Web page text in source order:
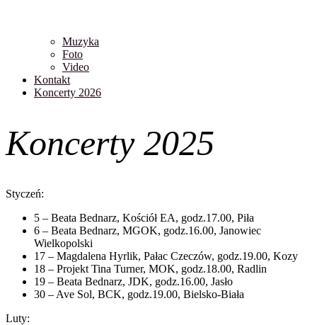
Muzyka
Foto
Video
Kontakt
Koncerty 2026
Koncerty 2025
Styczeń:
5 – Beata Bednarz, Kościół EA, godz.17.00, Piła
6 – Beata Bednarz, MGOK, godz.16.00, Janowiec
Wielkopolski
17 – Magdalena Hyrlik, Pałac Czeczów, godz.19.00, Kozy
18 – Projekt Tina Turner, MOK, godz.18.00, Radlin
19 – Beata Bednarz, JDK, godz.16.00, Jasło
30 – Ave Sol, BCK, godz.19.00, Bielsko-Biała
Luty: